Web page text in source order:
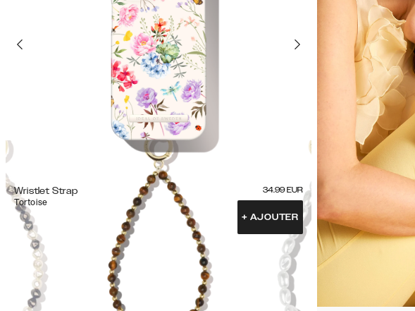
Wristlet Strap
Tortoise
34.99 EUR
+ AJOUTER